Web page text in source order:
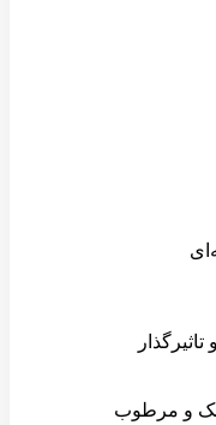
و مرطوب